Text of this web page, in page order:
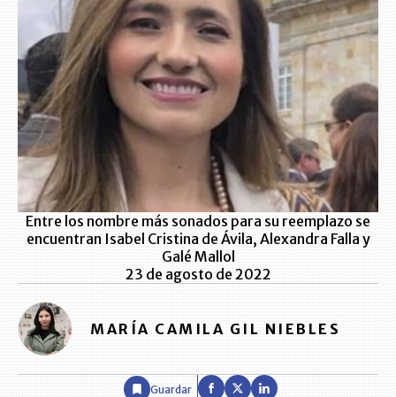
Entre los nombre más sonados para su reemplazo se
encuentran Isabel Cristina de Ávila, Alexandra Falla y
Galé Mallol
23 de agosto de 2022
MARÍA CAMILA GIL NIEBLES
Guardar